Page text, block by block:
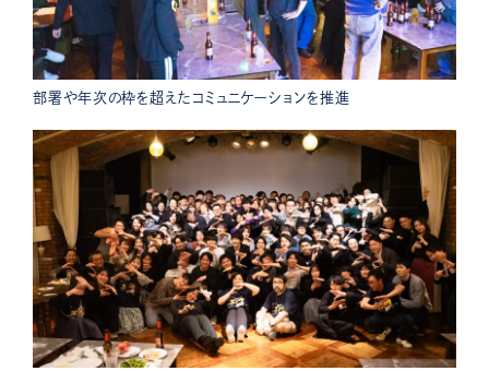
部署や年次の枠を超えたコミュニケーションを推進